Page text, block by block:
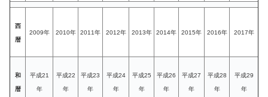
西
暦
2009年 2010年 2011年 2012年 2013年 2014年 2015年 2016年 2017年
和
暦
平成21
年
平成22
年
平成23
年
平成24
年
平成25
年
平成26
年
平成27
年
平成28
年
平成29
年